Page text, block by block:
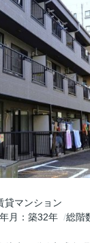
貸マンション
月 築32年 総階